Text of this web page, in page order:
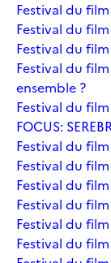
Festival du
Festival du
Festival du
Festival du
ensemble ?
Festival du
FOCUS:
Festival du
Festival du
Festival du
Festival du
Festival du
Festival du